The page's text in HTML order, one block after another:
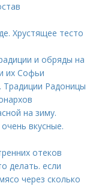
Хрустящее тесто
и обряды на
их Софьи
Традиции Радоницы
на зиму.
вкусные.
отеков
делать. если
через сколько